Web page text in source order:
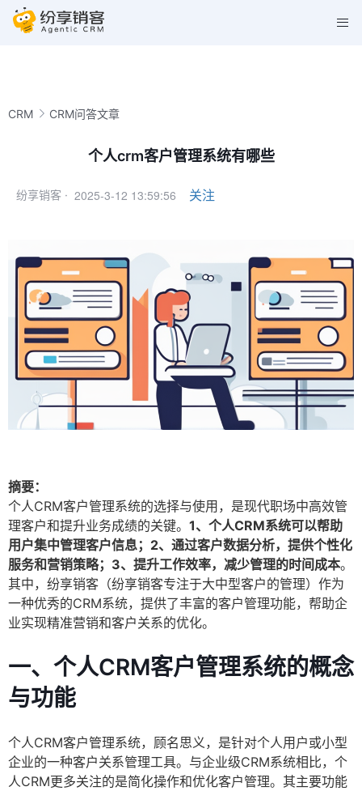
CRM CRM问答文章
个人crm客户管理系统有哪些
纷享销客 · 2025-3-12 13:59:56 关注
摘要：
个人CRM客户管理系统的选择与使用，是现代职场中高效管
理客户和提升业务成绩的关键。 1、个人CRM系统可以帮助
用户集中管理客户信息；2、通过客户数据分析，提供个性化
服务和营销策略；3、提升工作效率，减少管理的时间成本。
其中，纷享销客（纷享销客专注于大中型客户的管理）作为
一种优秀的CRM系统，提供了丰富的客户管理功能，帮助企
业实现精准营销和客户关系的优化。
一、个人CRM客户管理系统的概念
与功能
个人CRM客户管理系统，顾名思义，是针对个人用户或小型
企业的一种客户关系管理工具。与企业级CRM系统相比，个
人CRM更多关注的是简化操作和优化客户管理。其主要功能